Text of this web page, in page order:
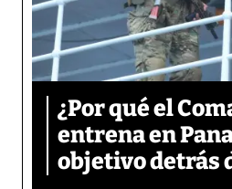
¿Por qué el
entrena en
objetivo detrás